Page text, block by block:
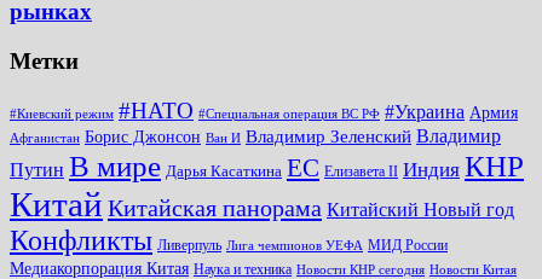
рынках
Метки
#Киевский режим #НАТО #Специальная операция ВС РФ #Украина Армия
Афганистан Борис Джонсон Ван И Владимир Зеленский Владимир
Путин В мире Дарья Касаткина ЕС Елизавета II Индия КНР
Китай Китайская панорама Китайский Новый год
Конфликты Ливерпуль Лига чемпионов УЕФА МИД России
Медиакорпорация Китая Наука и техника Новости КНР сегодня Новости Китая